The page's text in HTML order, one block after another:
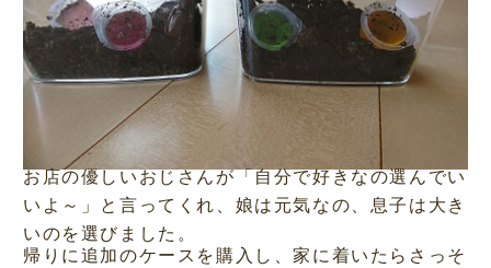
お店の優しいおじさんが「自分で好きなの選んでい
いよ～」と言ってくれ、娘は元気なの、息子は大き
いのを選びました。
帰りに追加のケースを購入し、家に着いたらさっそ